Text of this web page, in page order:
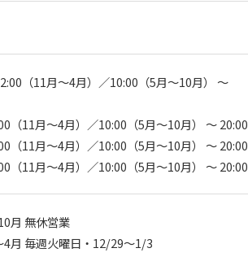
（11月～4月）／10:00（5月～10月） ～
（11月～4月）／10:00（5月～10月） ～ 20:00
（11月～4月）／10:00（5月～10月） ～ 20:00
（11月～4月）／10:00（5月～10月） ～ 20:00
月 無休営業
4月 毎週火曜日・12/29～1/3